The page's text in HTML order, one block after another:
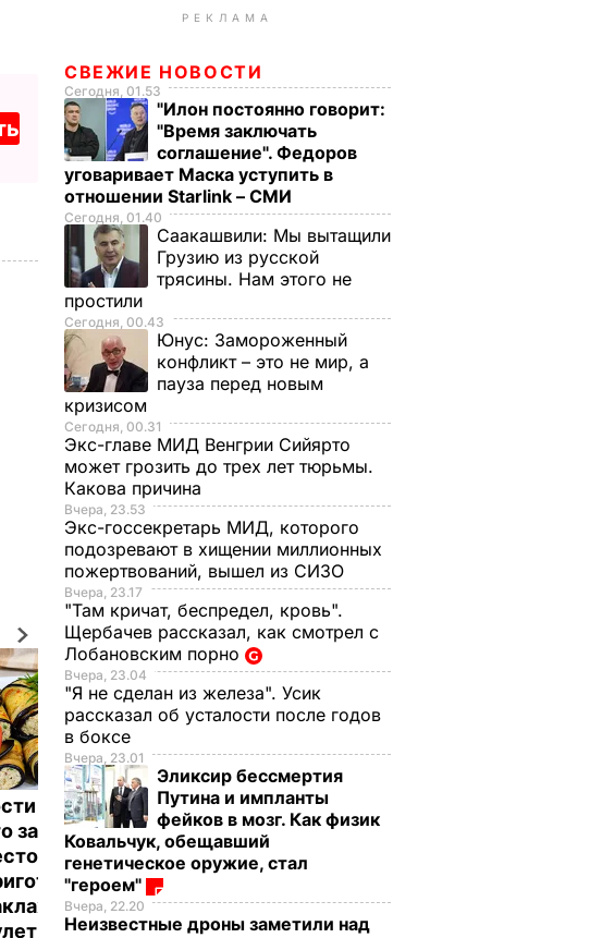
думают, что
закуска из
Как
нежные
без
"Ничего навязывать
не буду". Драпатый
рассказал, какую
профессию выбрал
его сын
7 августа, 19.44БУЛЬВАР
РЕКЛАМА
СВЕЖИЕ НОВОСТИ
Сегодня, 01.53
"Илон постоянно говорит:
"Время заключать
соглашение". Федоров
уговаривает Маска уступить в
отношении Starlink – СМИ
Сегодня, 01.40
Саакашвили: Мы вытащили
Грузию из русской
трясины. Нам этого не
простили
Сегодня, 00.43
Юнус: Замороженный
конфликт – это не мир, а
пауза перед новым
кризисом
Сегодня, 00.31
Экс-главе МИД Венгрии Сийярто
может грозить до трех лет тюрьмы.
Какова причина
Вчера, 23.53
Экс-госсекретарь МИД, которого
подозревают в хищении миллионных
пожертвований, вышел из СИЗО
Вчера, 23.17
"Там кричат, беспредел, кровь".
Щербачев рассказал, как смотрел с
Лобановским порно
Вчера, 23.04
"Я не сделан из железа". Усик
рассказал об усталости после годов
в боксе
Вчера, 23.01
Эликсир бессмертия
Путина и импланты
фейков в мозг. Как физик
Ковальчук, обещавший
генетическое оружие, стал
"героем"
Вчера, 22.20
Неизвестные дроны заметили над